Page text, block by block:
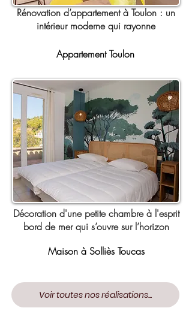
Rénovation d’appartement à Toulon : un
intérieur moderne qui rayonne
Appartement Toulon
Décoration d'une petite chambre à l'esprit
bord de mer qui s’ouvre sur l’horizon
Maison à Solliès Toucas
Voir toutes nos réalisations...